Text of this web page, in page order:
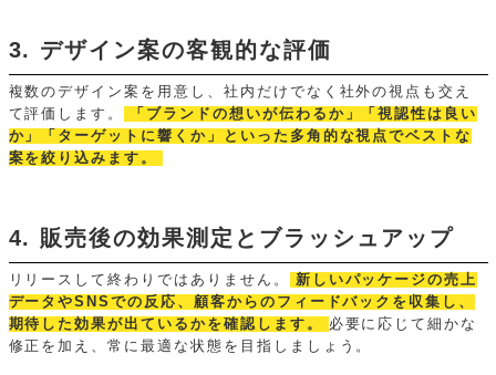
3. デザイン案の客観的な評価
複数のデザイン案を用意し、社内だけでなく社外の視点も交え
て評価します。
「ブランドの想いが伝わるか」「視認性は良い
か」「ターゲットに響くか」といった多角的な視点でベストな
案を絞り込みます。
4. 販売後の効果測定とブラッシュアップ
リリースして終わりではありません。
新しいパッケージの売上
データやSNSでの反応、顧客からのフィードバックを収集し、
期待した効果が出ているかを確認します。
必要に応じて細かな
修正を加え、常に最適な状態を目指しましょう。